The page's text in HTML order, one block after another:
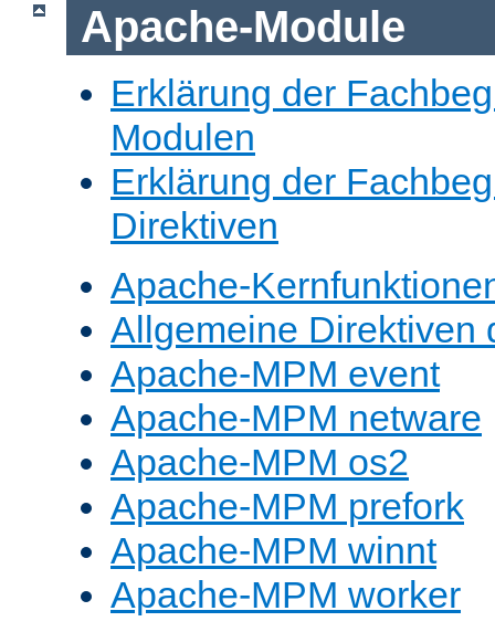
Apache-Module
Erklärung der
Modulen
Erklärung der
Direktiven
Apache-
Allgemeine Direktiven
Apache-MPM event
Apache-MPM netware
Apache-MPM os2
Apache-MPM prefork
Apache-MPM winnt
Apache-MPM worker